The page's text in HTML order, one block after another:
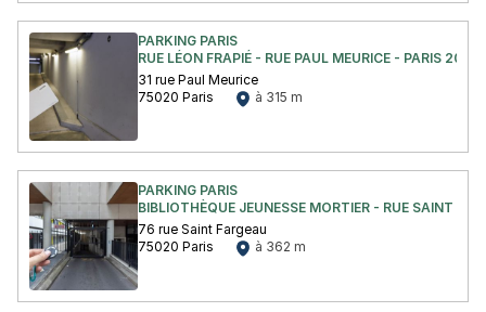
PARKING PARIS
RUE LÉON FRAPIÉ - RUE PAUL MEURICE - PARIS 20
31 rue Paul Meurice
75020 Paris
à 315 m
PARKING PARIS
BIBLIOTHÈQUE JEUNESSE MORTIER - RUE SAINT
76 rue Saint Fargeau
75020 Paris
à 362 m